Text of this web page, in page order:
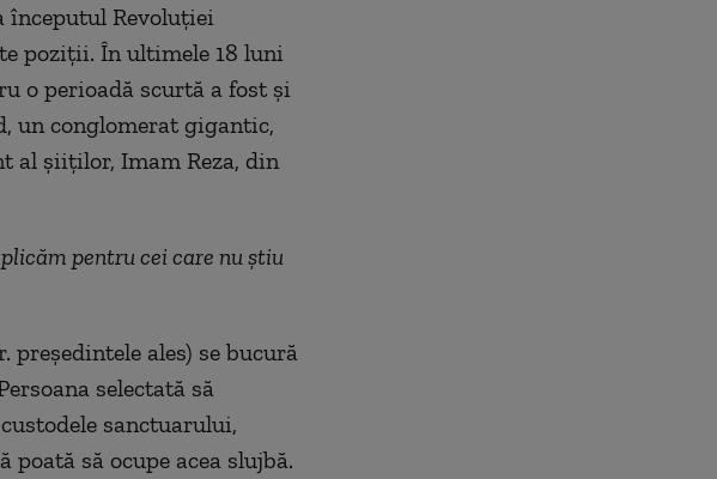
începutul Revoluției
poziții. În ultimele 18 luni
o perioadă scurtă a fost și
un conglomerat gigantic,
al șiiților, Imam Reza, din
pentru cei care nu știu
președintele ales) se bucură
selectată să
sanctuarului,
să ocupe acea slujbă.